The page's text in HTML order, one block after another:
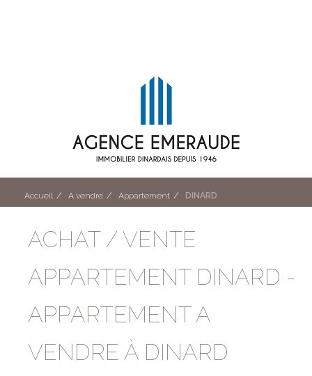
Accueil A vendre Appartement DINARD
ACHAT / VENTE
APPARTEMENT DINARD -
APPARTEMENT A
VENDRE À DINARD